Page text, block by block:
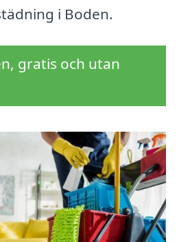
i Boden.
gratis och utan